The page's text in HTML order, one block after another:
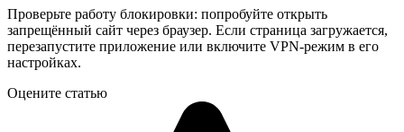
Проверьте работу блокировки: попробуйте открыть
запрещённый сайт через браузер. Если страница загружается,
перезапустите приложение или включите VPN-режим в его
настройках.
Оцените статью